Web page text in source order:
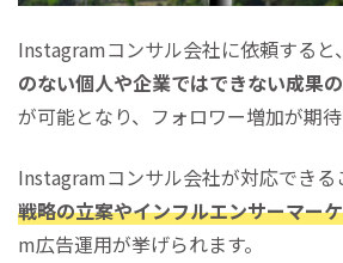
Instagramコンサル会社に依頼すると、
のない個人や企業ではできない成果
が可能となり、フォロワー増加が期待
Instagramコンサル会社が対応できる
戦略の立案やインフルエンサーマー
m広告運用が挙げられます。